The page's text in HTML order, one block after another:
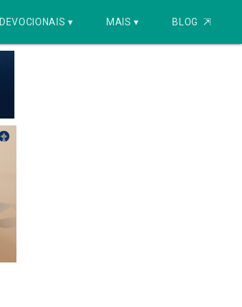
DEVOCIONAIS ▾ MAIS ▾ BLOG ⇱